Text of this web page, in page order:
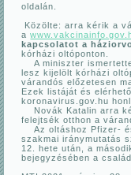
oldalán.
Közölte: arra kérik a
a
kapcsolatot a
kórházi oltóponton.
A miniszter
lesz kijelölt kórházi
várandós előzetesen
Ezek listáját és
koronavirus.gov.hu
Novák Katalin arra
felejtsék otthon a
Az oltáshoz Pfizer-
szakmai iránymutatás
12. hete után, a
bejegyzésében a